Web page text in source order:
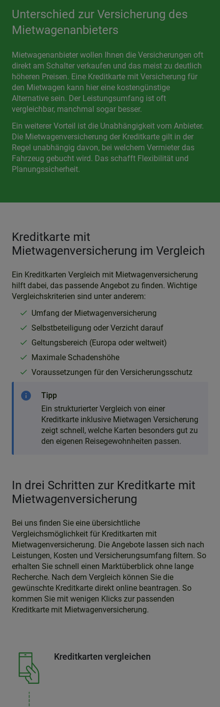
Unterschied zur Versicherung des
Mietwagenanbieters
Mietwagenanbieter wollen Ihnen die Versicherungen oft
direkt am Schalter verkaufen und das meist zu deutlich
höheren Preisen. Eine Kreditkarte mit Versicherung für
den Mietwagen kann hier eine kostengünstige
Alternative sein. Der Leistungsumfang ist oft
vergleichbar, manchmal sogar besser.
Ein weiterer Vorteil ist die Unabhängigkeit vom Anbieter.
Die Mietwagenversicherung der Kreditkarte gilt in der
Regel unabhängig davon, bei welchem Vermieter das
Fahrzeug gebucht wird. Das schafft Flexibilität und
Planungssicherheit.
Kreditkarte mit
Mietwagenversicherung im Vergleich
Ein Kreditkarten Vergleich mit Mietwagenversicherung
hilft dabei, das passende Angebot zu finden. Wichtige
Vergleichskriterien sind unter anderem:
Umfang der Mietwagenversicherung
Selbstbeteiligung oder Verzicht darauf
Geltungsbereich (Europa oder weltweit)
Maximale Schadenshöhe
Voraussetzungen für den Versicherungsschutz
info
Tipp
Ein strukturierter Vergleich von einer
Kreditkarte inklusive Mietwagen Versicherung
zeigt schnell, welche Karten besonders gut zu
den eigenen Reisegewohnheiten passen.
In drei Schritten zur Kreditkarte mit
Mietwagenversicherung
Bei uns finden Sie eine übersichtliche
Vergleichsmöglichkeit für Kreditkarten mit
Mietwagenversicherung. Die Angebote lassen sich nach
Leistungen, Kosten und Versicherungsumfang filtern. So
erhalten Sie schnell einen Marktüberblick ohne lange
Recherche. Nach dem Vergleich können Sie die
gewünschte Kreditkarte direkt online beantragen. So
kommen Sie mit wenigen Klicks zur passenden
Kreditkarte mit Mietwagenversicherung.
Kreditkarten vergleichen